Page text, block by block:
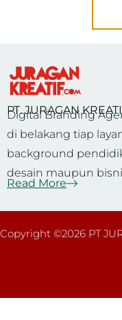
PT. JURAGAN
Digital Branding
di belakang tiap
background
desain maupun
Read More
Copyright ©2026 PT